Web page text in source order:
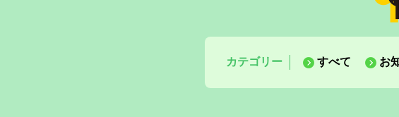
カテゴリー すべて お